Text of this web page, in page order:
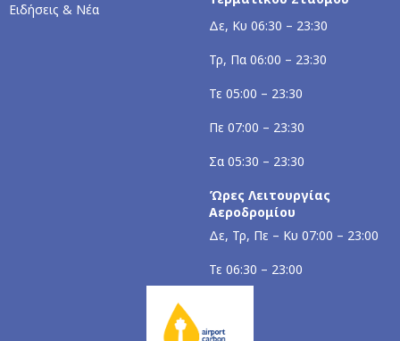
Ειδήσεις & Νέα
Δε, Κυ 06:30 – 23:30
Τρ, Πα 06:00 – 23:30
Τε 05:00 – 23:30
Πε 07:00 – 23:30
Σα 05:30 – 23:30
Ώρες Λειτουργίας
Αεροδρομίου
Δε, Τρ, Πε – Κυ 07:00 – 23:00
Τε 06:30 – 23:00